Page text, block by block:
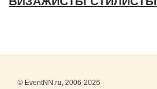
© EventNN.ru, 2006-2026